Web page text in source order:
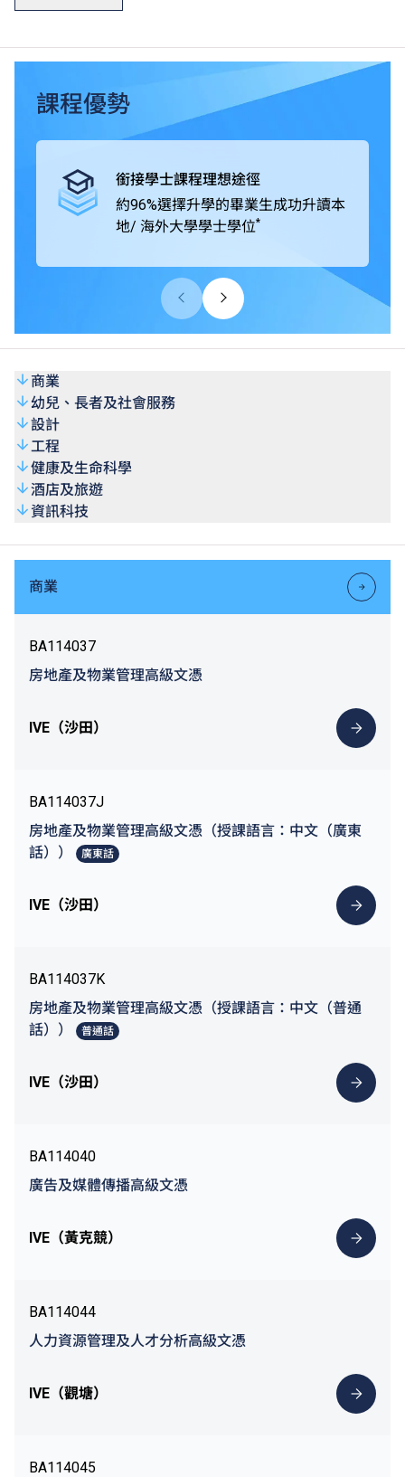
高級文憑一般修讀期為兩年，課程理論與實踐並重，能配合
相關專業領域的實戰經驗，以緊貼人力市場需求。
畢業生可升讀本地及海外大學 / 院校開辦的學士學位課程，
包括由VTC機構成員THEi高科院提供的銜接學位課程、
SHAPE與海外及中國內地著名大學協辦的學位銜接課程。
廣泛肯定。
課程優勢
銜接學士課程理想途徑
約96%選擇升學的畢業生成功升讀本
地/ 海外大學學士學位*
商業
幼兒、長者及社會服務
設計
工程
健康及生命科學
酒店及旅遊
資訊科技
商業
BA114037
房地產及物業管理高級文憑
IVE（沙田）
BA114037J
房地產及物業管理高級文憑（授課語言：中文（廣東
話））
廣東話
IVE（沙田）
BA114037K
房地產及物業管理高級文憑（授課語言：中文（普通
話））
普通話
IVE（沙田）
BA114040
廣告及媒體傳播高級文憑
IVE（黃克競）
BA114044
人力資源管理及人才分析高級文憑
IVE（觀塘）
BA114045